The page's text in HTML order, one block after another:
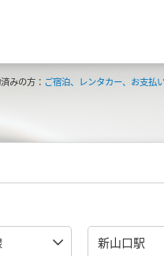
みの方： ご宿泊、レンタカー、お支払